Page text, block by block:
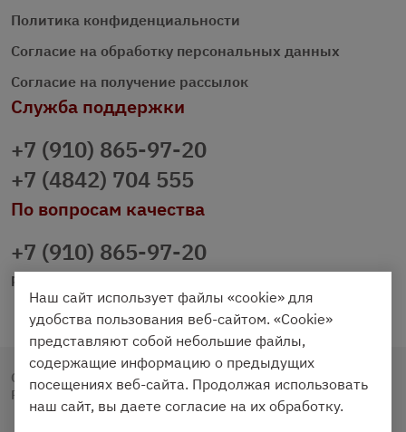
Политика конфиденциальности
Согласие на обработку персональных данных
Согласие на получение рассылок
Служба поддержки
+7 (910) 865-97-20
+7 (4842) 704 555
По вопросам качества
+7 (910) 865-97-20
prazdnichniy40@palmi.ru
Copyright © 2020 - 2026. Праздничный Стол.
Разработка и продвижение - Vegas Studio
Наш сайт использует файлы «cookie» для
удобства пользования веб-сайтом. «Cookie»
представляют собой небольшие файлы,
содержащие информацию о предыдущих
посещениях веб-сайта. Продолжая использовать
наш сайт, вы даете согласие на их обработку.